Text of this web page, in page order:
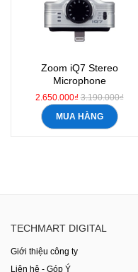
Zoom iQ7 Stereo
Microphone
2.650.000₫3.190.000₫
MUA HÀNG
TECHMART DIGITAL
Giới thiệu công ty
Liên hệ - Góp Ý